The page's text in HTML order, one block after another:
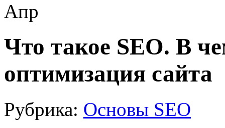
Апр
Что такое SEO. В
оптимизация сайта
Рубрика: Основы SEO